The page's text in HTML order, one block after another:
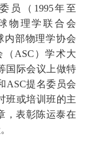
员（1995年至
物理学联合会
内部物理学协会
（ASC）学术大
国际会议上做特
ASC提名委员会
班或培训班的主
，表彰陈运泰在